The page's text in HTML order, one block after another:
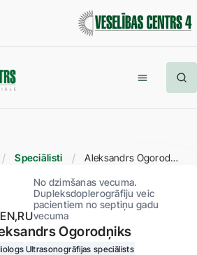
Speciālisti Aleksandrs Ogorodņiks
EN RU
No dzimšanas vecuma.
Dupleksdoplerogrāfiju veic
pacientiem no septiņu gadu
vecuma
Ogorodņiks
Ultrasonogrāfijas speciālists